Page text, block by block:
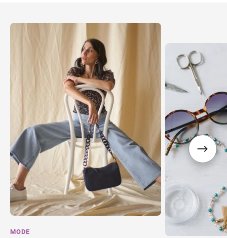
Wegbeschreibung
MODE